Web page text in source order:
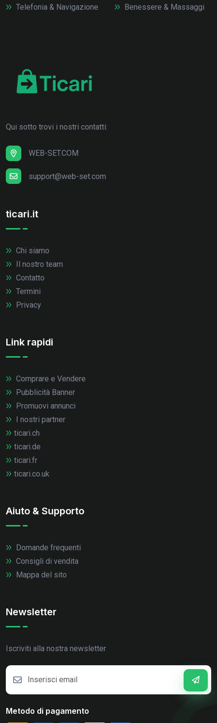
Telefonia & Navigazione
Benessere & Massaggi
Qui sotto trovi i nostri contatti:
WEB-SET.COM
support@web-set.com
ticari.it
Chi siamo
Il nostro team
Contatto
Termini
Privacy
Link rapidi
Comprare e Vendere
Pubblicità Banner
Promuovi annunci
I nostri partner
ticari.ch
ticari.de
ticari.fr
ticari.co.uk
Aiuto & Supporto
Domande frequenti
Consigli di vendita
Mappa del sito
Newsletter
Iscriviti alla nostra newsletter
Metodo di pagamento